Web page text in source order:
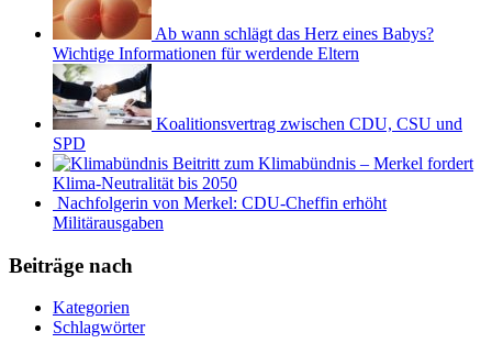
Ab wann schlägt das Herz eines Babys?
Wichtige Informationen für werdende Eltern
Koalitionsvertrag zwischen CDU, CSU und
SPD
Beitritt zum Klimabündnis – Merkel fordert
Klima-Neutralität bis 2050
Nachfolgerin von Merkel: CDU-Cheffin erhöht
Militärausgaben
Beiträge nach
Kategorien
Schlagwörter